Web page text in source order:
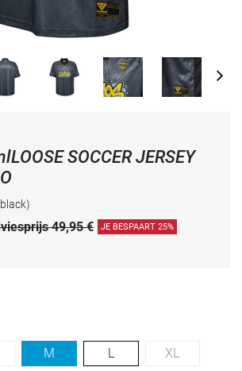
SOCCER JERSEY
49,95 € JE BESPAART 25%
M L XL